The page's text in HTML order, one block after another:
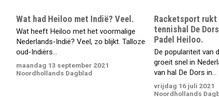
Wat had Heiloo met Indië? Veel.
Wat heeft Heiloo met het voormalige
Nederlands-Indië? Veel, zo blijkt. Talloze
oud-Indiërs...
maandag 13 september 2021
Noordhollands Dagblad
Racketsport rukt
tennishal De
Padel Heiloo.
De populariteit van
groeit snel in
van hal De Dors in...
vrijdag 16 juli 2021
Noordhollands